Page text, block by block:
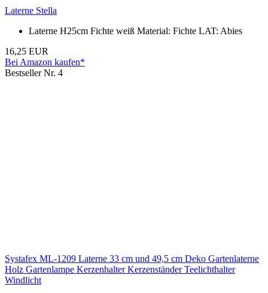
Laterne Stella
Laterne H25cm Fichte weiß Material: Fichte LAT: Abies
16,25 EUR
Bei Amazon kaufen*
Bestseller Nr. 4
Systafex ML-1209 Laterne 33 cm und 49,5 cm Deko Gartenlaterne
Holz Gartenlampe Kerzenhalter Kerzenständer Teelichthalter
Windlicht